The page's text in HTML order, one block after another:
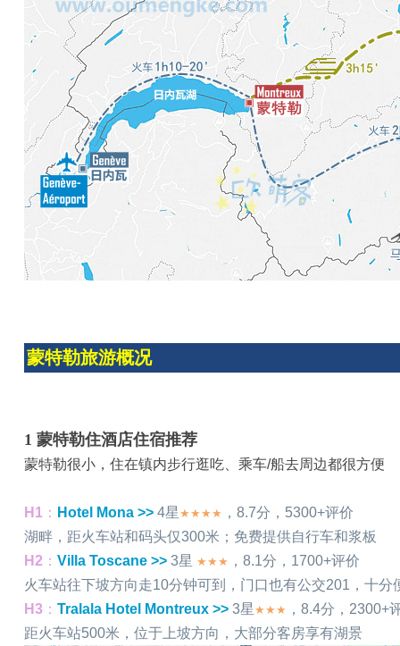
蒙特勒旅游概况
1 蒙特勒住酒店住宿推荐
蒙特勒很小，住在镇内步行逛吃、乘车/船去周边都很方便
H1 ： Hotel Mona >> 4星 ★★★★ ，8.7分，5300+评价
湖畔，距火车站和码头仅300米；免费提供自行车和浆板
H2 ： Villa Toscane >> 3星 ★★★ ，8.1分，1700+评价
火车站往下坡方向走10分钟可到，门口也有公交201，十分
H3 ： Tralala Hotel Montreux >> 3星 ★★★ ，8.4分，2300+
距火车站500米，位于上坡方向，大部分客房享有湖景